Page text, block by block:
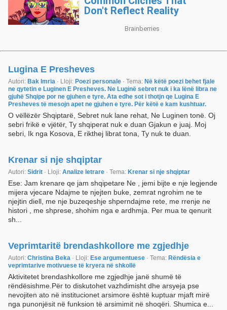
Lugina E Presheves
Autori: Bak Imria · Lloji: Poezi personale · Tema: Në këtë poezi behet fjale
ne qytetin e Luginen E Presheves. Ne Luginë sebret nuk i ka lënë libra ne
gjuhë Shqipe por ne gjuhen e tyre. Ata edhe sot i thotjn qe Lugina E
Presheves të mesojn apet ne gjuhen e tyre. Për këtë e kam kushtuar.
O vëllëzër Shqiptarë, Sebret nuk lane rehat, Ne Luginen tonë. Oj
sebri frikë e vjëtër, Ty shqiperat nuk e duan Gjakun e juaj. Moj
sebri, Ik nga Kosova, E rikthej librat tona, Ty nuk te duan.
Krenar si nje shqiptar
Autori: Sidrit · Lloji: Analize letrare · Tema: Krenar si nje shqiptar
Ese: Jam krenare qe jam shqipetare Ne , jemi bijte e nje legjende
mijera vjecare Ndajme te njejten buke, zemrat ngrohim ne te
njejtin diell, me nje buzeqeshje shperndajme rete, me rrenje ne
histori , me shprese, shohim nga e ardhmja. Per mua te qenurit
sh...
Veprimtaritë brendashkollore me zgjedhje
Autori: Christina Beka · Lloji: Ese argumentuese · Tema: Rëndësia e
veprimtarive motivuese të kryera në shkollë
Aktivitetet brendashkollore me zgjedhje janë shumë të
rëndësishme.Për to diskutohet vazhdimisht dhe arsyeja pse
nevojiten ato në institucionet arsimore është kuptuar mjaft mirë
nga punonjësit në funksion të arsimimit në shoqëri. Shumica e...